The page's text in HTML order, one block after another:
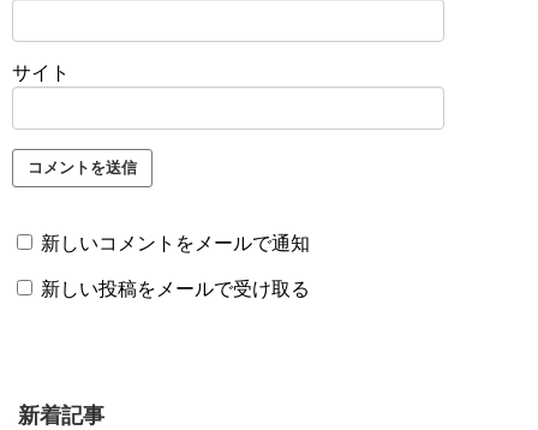
サイト
新しいコメントをメールで通知
新しい投稿をメールで受け取る
新着記事